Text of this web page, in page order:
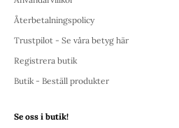
Återbetalningspolicy
Trustpilot - Se våra betyg här
Registrera butik
Butik - Beställ produkter
Se oss i butik!